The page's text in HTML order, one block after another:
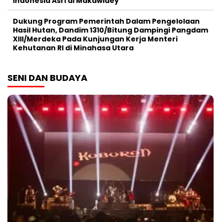
Dukung Program Pemerintah Dalam Pengelolaan
Hasil Hutan, Dandim 1310/Bitung Dampingi Pangdam
XIII/Merdeka Pada Kunjungan Kerja Menteri
Kehutanan RI di Minahasa Utara
SENI DAN BUDAYA